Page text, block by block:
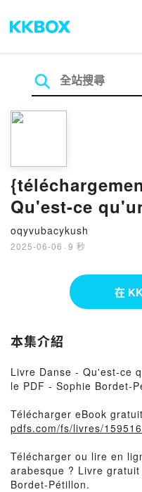
Qu'est-ce
oqyvubacykush
2025-06-06 · 9 秒
在
本集介紹
Livre Danse - Qu'est-ce
le PDF - Sophie Bordet-
Télécharger eBook
pdfs.com/fs/livres/
Télécharger ou lire en
arabesque ? Livre
Bordet-Pétillon.